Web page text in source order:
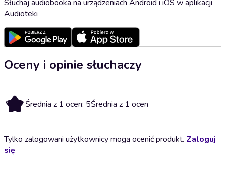
Słuchaj audiobooka na urządzeniach Android i iOS w aplikacji
Audioteki
Oceny i opinie słuchaczy
5 Średnia z 1 ocen: 5Średnia z 1 ocen
Tylko zalogowani użytkownicy mogą ocenić produkt. Zaloguj
się